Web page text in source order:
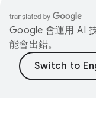
Google 會運用 AI
能會出錯。